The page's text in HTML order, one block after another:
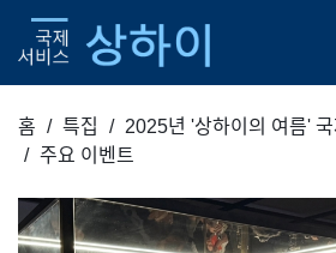
홈 특집
2025년 '상하이의 여름'
주요 이벤트